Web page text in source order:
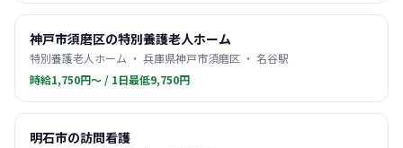
神戸市須磨区の特別養護老人ホーム
特別養護老人ホーム ・ 兵庫県神戸市須磨区 ・ 名谷駅
時給1,750円〜 / 1日最低9,750円
明石市の訪問看護